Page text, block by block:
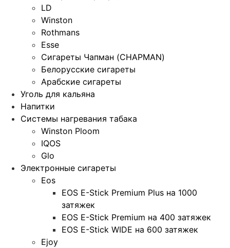
LD
Winston
Rothmans
Esse
Сигареты Чапман (CHAPMAN)
Белорусские сигареты
Арабские сигареты
Уголь для кальяна
Напитки
Системы нагревания табака
Winston Ploom
IQOS
Glo
Электронные сигареты
Eos
EOS E-Stick Premium Plus на 1000
затяжек
EOS E-Stick Premium на 400 затяжек
EOS E-Stick WIDE на 600 затяжек
Ejoy